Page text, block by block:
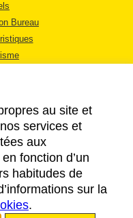
Bureau
au site et
services et
aux
fonction d’un
habitudes de
sur la
.